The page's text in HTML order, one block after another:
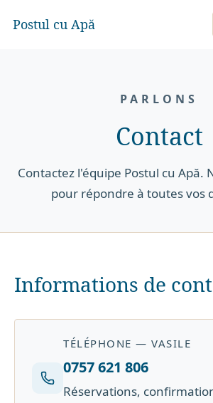
Postul cu Apă
PARLONS
Contact
Contactez l'équipe Postul cu Apă.
pour répondre à toutes vos
Informations de
TÉLÉPHONE — VASILE
0757 621 806
Réservations,